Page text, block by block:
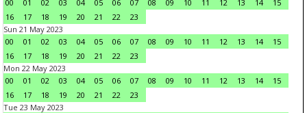
00
01 02 03 04 05 06 07 08 09 10 11 12 13 14
15
16
17 18 19 20 21 22
23
Sun 21 May 2023
00
01 02 03 04 05 06 07 08 09 10 11 12 13 14
15
16
17 18 19 20 21 22
23
Mon 22 May 2023
00
01 02 03 04 05 06 07 08 09 10 11 12 13 14
15
16
17 18 19 20 21 22
23
Tue 23 May 2023